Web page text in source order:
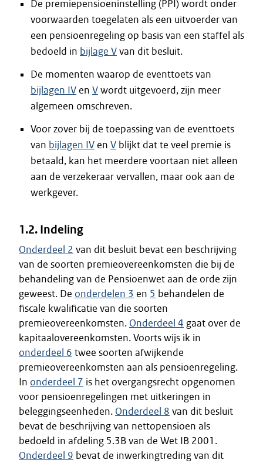
De premiepensioeninstelling (PPI) wordt onder
voorwaarden toegelaten als een uitvoerder van
een pensioenregeling op basis van een staffel als
bedoeld in bijlage Vvan dit besluit.
De momenten waarop de eventtoets van
bijlagen IV en Vwordt uitgevoerd, zijn meer
algemeen omschreven.
Voor zover bij de toepassing van de eventtoets
van bijlagen IV en V blijkt dat te veel premie is
betaald, kan het meerdere voortaan niet alleen
aan de verzekeraar vervallen, maar ook aan de
werkgever.
1.2. Indeling
Onderdeel 2 van dit besluit bevat een beschrijving
van de soorten premieovereenkomsten die bij de
behandeling van de Pensioenwet aan de orde zijn
geweest. De onderdelen 3 en 5 behandelen de
fiscale kwalificatie van die soorten
premieovereenkomsten. Onderdeel 4 gaat over de
kapitaalovereenkomsten. Voorts wijs ik in
onderdeel 6 twee soorten afwijkende
premieovereenkomsten aan als pensioenregeling.
In onderdeel 7 is het overgangsrecht opgenomen
voor pensioenregelingen met uitkeringen in
beleggingseenheden. Onderdeel 8 van dit besluit
bevat de beschrijving van nettopensioen als
bedoeld in afdeling 5.3B van de Wet IB 2001.
Onderdeel 9 bevat de inwerkingtreding van dit